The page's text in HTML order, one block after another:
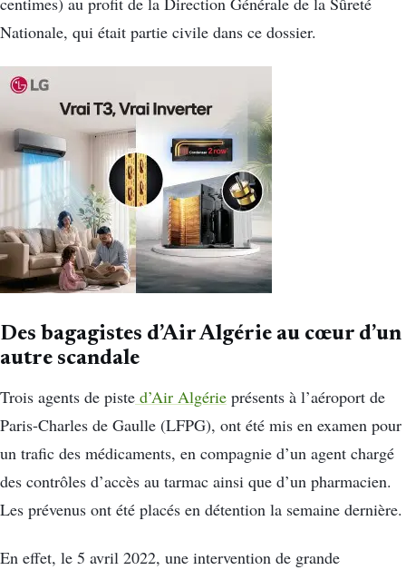
Nationale, qui était partie civile dans ce dossier.
Des bagagistes d’Air Algérie au cœur d’un
autre scandale
Trois agents de piste d’Air Algérie présents à l’aéroport de
Paris-Charles de Gaulle (LFPG), ont été mis en examen pour
un trafic des médicaments, en compagnie d’un agent chargé
des contrôles d’accès au tarmac ainsi que d’un pharmacien.
Les prévenus ont été placés en détention la semaine dernière.
En effet, le 5 avril 2022, une intervention de grande